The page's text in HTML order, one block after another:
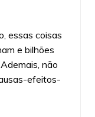
essas coisas
e bilhões
não
efeitos-